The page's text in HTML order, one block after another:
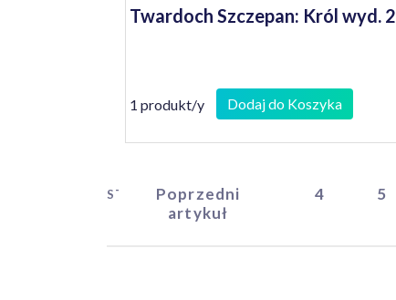
Twardoch Szczepan: Król wyd. 2
1 produkt/y Dodaj do Koszyka
START
Poprzedni
artykuł
4 5